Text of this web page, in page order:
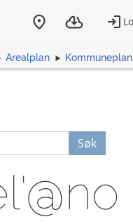
Arealplan Kommuneplan
Søk